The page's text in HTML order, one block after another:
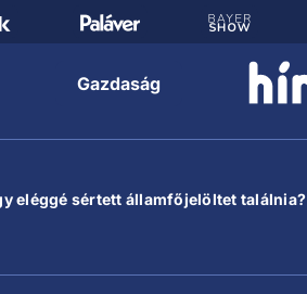
Gazdaság
eléggé sértett államfőjelöltet találnia?